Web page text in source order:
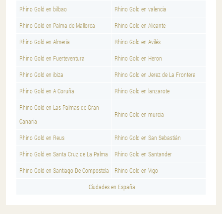
Rhino Gold en bilbao Rhino Gold en valencia
Rhino Gold en Palma de Mallorca Rhino Gold en Alicante
Rhino Gold en Almería Rhino Gold en Avilés
Rhino Gold en Fuerteventura Rhino Gold en Heron
Rhino Gold en ibiza Rhino Gold en Jerez de La Frontera
Rhino Gold en A Coruña Rhino Gold en lanzarote
Rhino Gold en Las Palmas de Gran
Canaria
Rhino Gold en murcia
Rhino Gold en Reus Rhino Gold en San Sebastián
Rhino Gold en Santa Cruz de La Palma Rhino Gold en Santander
Rhino Gold en Santiago De Compostela Rhino Gold en Vigo
Ciudades en España